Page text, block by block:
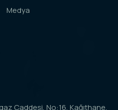
Medya
Caddesi, No:16, Kağıthane,